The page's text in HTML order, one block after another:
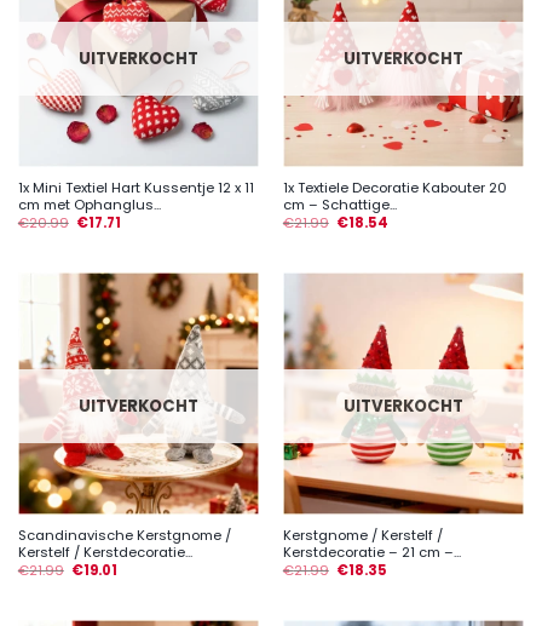
UITVERKOCHT
1x Mini Textiel Hart Kussentje 12 x 11
cm met Ophanglus...
€20.99 €17.71
UITVERKOCHT
1x Textiele Decoratie Kabouter 20
cm – Schattige...
€21.99 €18.54
UITVERKOCHT
Scandinavische Kerstgnome /
Kerstelf / Kerstdecoratie...
€21.99 €19.01
UITVERKOCHT
Kerstgnome / Kerstelf /
Kerstdecoratie – 21 cm –...
€21.99 €18.35